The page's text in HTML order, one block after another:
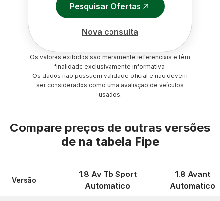
Pesquisar Ofertas
Nova consulta
Os valores exibidos são meramente referenciais e têm
finalidade exclusivamente informativa.
Os dados não possuem validade oficial e não devem
ser considerados como uma avaliação de veículos
usados.
Compare preços de outras versões
de na tabela Fipe
Versão
1.8 Av Tb Sport
Automatico
1.8 Avant
Automatico